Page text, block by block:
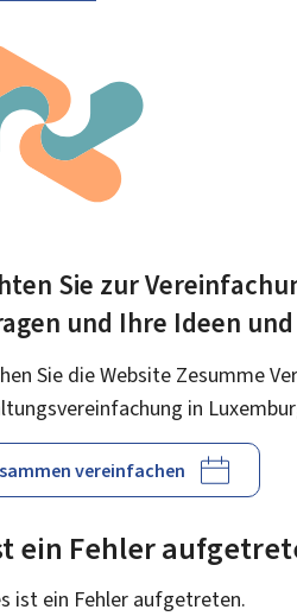
Sie zur
und Ihre Ideen
Sie die Website Zesumme
in
vereinfachen
ein Fehler
ist ein Fehler aufgetreten.